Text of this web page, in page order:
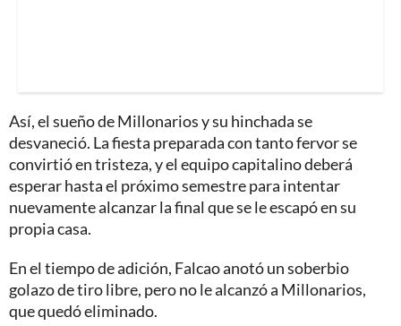
Así, el sueño de Millonarios y su hinchada se
desvaneció. La fiesta preparada con tanto fervor se
convirtió en tristeza, y el equipo capitalino deberá
esperar hasta el próximo semestre para intentar
nuevamente alcanzar la final que se le escapó en su
propia casa.
En el tiempo de adición, Falcao anotó un soberbio
golazo de tiro libre, pero no le alcanzó a Millonarios,
que quedó eliminado.